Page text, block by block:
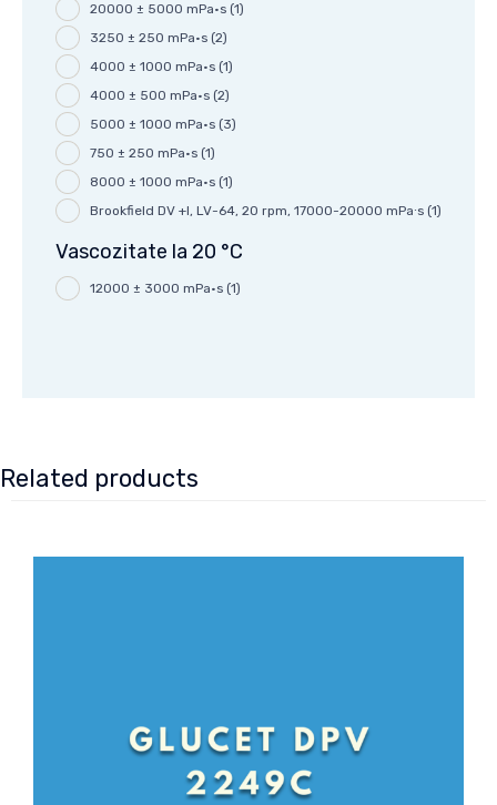
20000 ± 5000 mPa·s (1)
3250 ± 250 mPa·s (2)
4000 ± 1000 mPa·s (1)
4000 ± 500 mPa·s (2)
5000 ± 1000 mPa·s (3)
750 ± 250 mPa·s (1)
8000 ± 1000 mPa·s (1)
Brookfield DV +I, LV-64, 20 rpm, 17000-20000 mPa∙s (1)
Vascozitate la 20 °C
12000 ± 3000 mPa·s (1)
Related products